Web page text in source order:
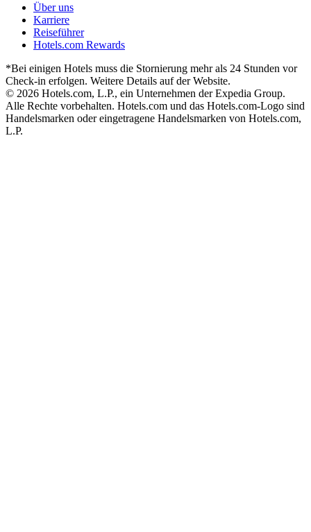
Über uns
Karriere
Reiseführer
Hotels.com Rewards
*Bei einigen Hotels muss die Stornierung mehr als 24 Stunden vor
Check-in erfolgen. Weitere Details auf der Website.
© 2026 Hotels.com, L.P., ein Unternehmen der Expedia Group.
Alle Rechte vorbehalten. Hotels.com und das Hotels.com-Logo sind
Handelsmarken oder eingetragene Handelsmarken von Hotels.com,
L.P.